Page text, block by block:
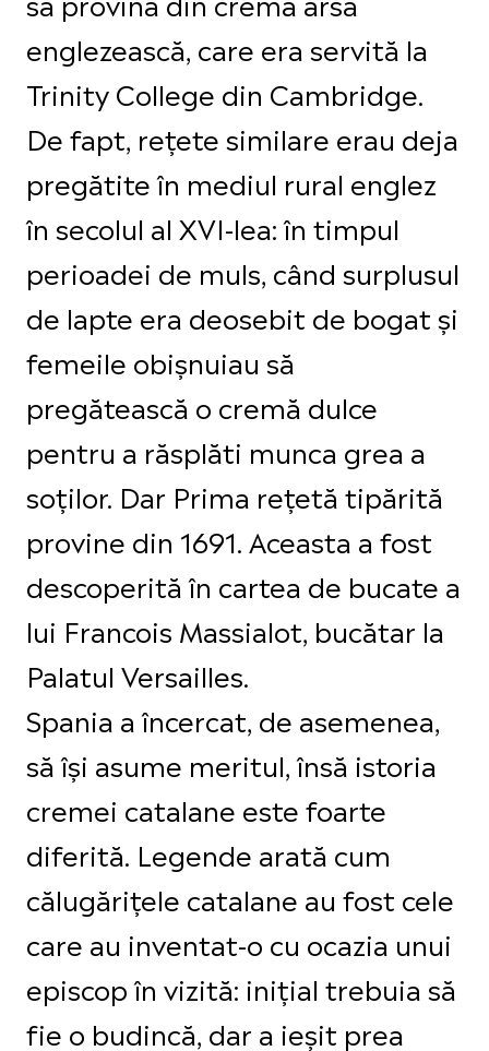
englezească, care era servită la
Trinity College din Cambridge.
De fapt, rețete similare erau deja
pregătite în mediul rural englez
în secolul al XVI-lea: în timpul
perioadei de muls, când surplusul
de lapte era deosebit de bogat și
femeile obișnuiau să
pregătească o cremă dulce
pentru a răsplăti munca grea a
soților. Dar Prima rețetă tipărită
provine din 1691. Aceasta a fost
descoperită în cartea de bucate a
lui Francois Massialot, bucătar la
Palatul Versailles.
Spania a încercat, de asemenea,
să își asume meritul, însă istoria
cremei catalane este foarte
diferită. Legende arată cum
călugărițele catalane au fost cele
care au inventat-o cu ocazia unui
episcop în vizită: inițial trebuia să
fie o budincă, dar a ieșit prea